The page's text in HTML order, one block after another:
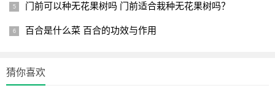
门前可以种无花果树吗 门前适合栽种无花果树吗？
百合是什么菜 百合的功效与作用
猜你喜欢